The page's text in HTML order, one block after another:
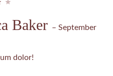
Baker – September
dolor!